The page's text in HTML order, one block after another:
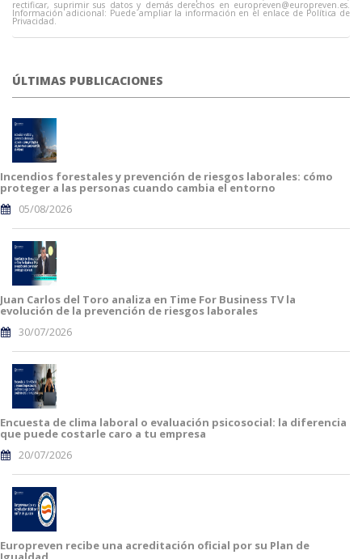
rectificar, suprimir sus datos y demás derechos en europreven@europreven.es.
Información adicional: Puede ampliar la información en el enlace de Política de
Privacidad.
ÚLTIMAS PUBLICACIONES
Incendios forestales y prevención de riesgos laborales: cómo
proteger a las personas cuando cambia el entorno
05/08/2026
Juan Carlos del Toro analiza en Time For Business TV la
evolución de la prevención de riesgos laborales
30/07/2026
Encuesta de clima laboral o evaluación psicosocial: la diferencia
que puede costarle caro a tu empresa
20/07/2026
Europreven recibe una acreditación oficial por su Plan de